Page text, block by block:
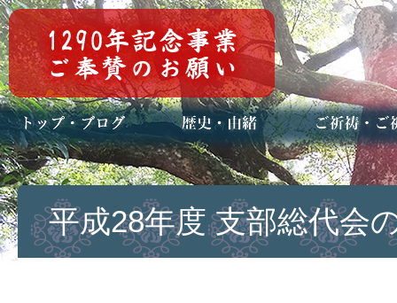
トップページ
ブログ(日々八百万)
お知らせ一覧 歴史・ご祭神
年中行事
メディア掲載 ご祈祷・ご祈
安産祈願
初宮参り
七五三詣
長寿のお祝い
神前結婚式
厄祓い・方位
車のお祓い
地鎮祭
神葬祭（神式
平成28年度 支部総代会